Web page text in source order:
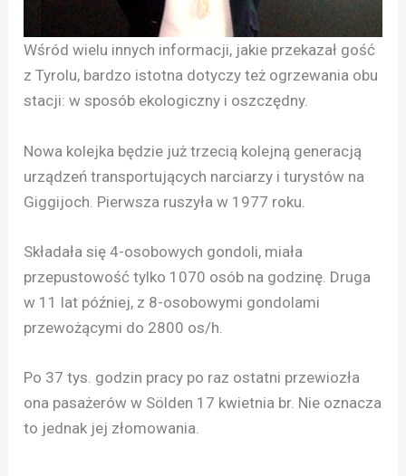
Wśród wielu innych informacji, jakie przekazał gość
z Tyrolu, bardzo istotna dotyczy też ogrzewania obu
stacji: w sposób ekologiczny i oszczędny.
Nowa kolejka będzie już trzecią kolejną generacją
urządzeń transportujących narciarzy i turystów na
Giggijoch. Pierwsza ruszyła w 1977 roku.
Składała się 4-osobowych gondoli, miała
przepustowość tylko 1070 osób na godzinę. Druga
w 11 lat później, z 8-osobowymi gondolami
przewożącymi do 2800 os/h.
Po 37 tys. godzin pracy po raz ostatni przewiozła
ona pasażerów w Sölden 17 kwietnia br. Nie oznacza
to jednak jej złomowania.